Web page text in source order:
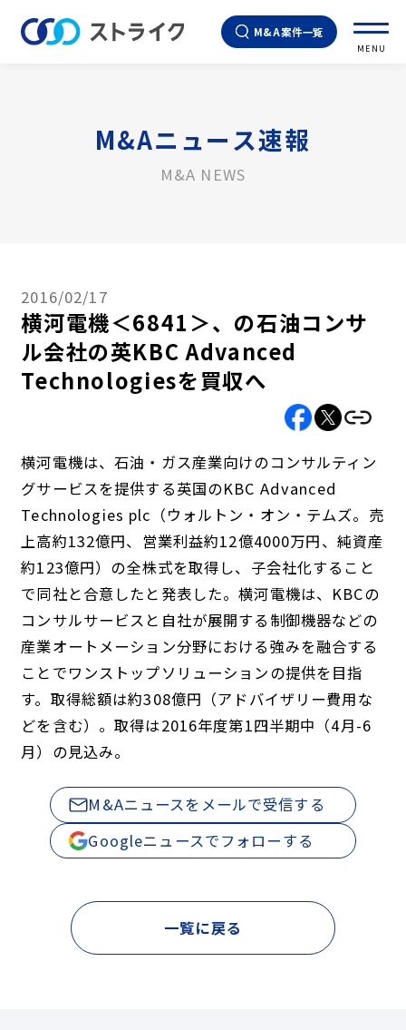
M&A案件一覧
MENU
M&Aニュース速報
M&A NEWS
2016/02/17
横河電機＜6841＞、の石油コンサ
ル会社の英KBC Advanced
Technologiesを買収へ
横河電機は、石油・ガス産業向けのコンサルティン
グサービスを提供する英国のKBC Advanced
Technologies plc（ウォルトン・オン・テムズ。売
上高約132億円、営業利益約12億4000万円、純資産
約123億円）の全株式を取得し、子会社化すること
で同社と合意したと発表した。横河電機は、KBCの
コンサルサービスと自社が展開する制御機器などの
産業オートメーション分野における強みを融合する
ことでワンストップソリューションの提供を目指
す。取得総額は約308億円（アドバイザリー費用な
どを含む）。取得は2016年度第1四半期中（4月-6
月）の見込み。
M&Aニュースをメールで受信する
Googleニュースでフォローする
一覧に戻る